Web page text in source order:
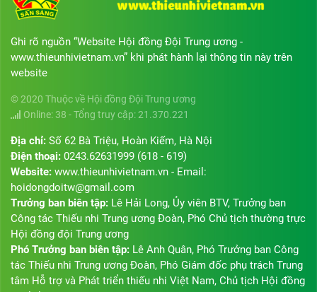
Ghi rõ nguồn “Website Hội đồng Đội Trung ương -
www.thieunhivietnam.vn” khi phát hành lại thông tin này trên
website
© 2020 Thuộc về Hội đồng Đội Trung ương
Online: 38 - Tổng truy cập: 21.370.221
Địa chỉ: Số 62 Bà Triệu, Hoàn Kiếm, Hà Nội
Điện thoại: 0243.62631999 (618 - 619)
Website: www.thieunhivietnam.vn - Email:
hoidongdoitw@gmail.com
Trưởng ban biên tập: Lê Hải Long, Ủy viên BTV, Trưởng ban
Công tác Thiếu nhi Trung ương Đoàn, Phó Chủ tịch thường trực
Hội đồng đội Trung ương
Phó Trưởng ban biên tập: Lê Anh Quân, Phó Trưởng ban Công
tác Thiếu nhi Trung ương Đoàn, Phó Giám đốc phụ trách Trung
tâm Hỗ trợ và Phát triển thiếu nhi Việt Nam, Chủ tịch Hội đồng